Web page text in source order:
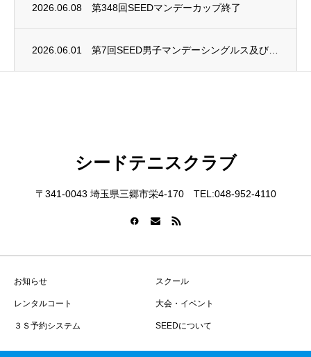
2026.06.08 第348回SEEDマンデーカップ終了
2026.06.01
シードテニスクラブ
〒341-0043 埼玉県三郷市栄4-170 TEL:048-952-4110
お知らせ スクール
レンタルコート 大会・イベント
３Ｓ予約システム SEEDについて